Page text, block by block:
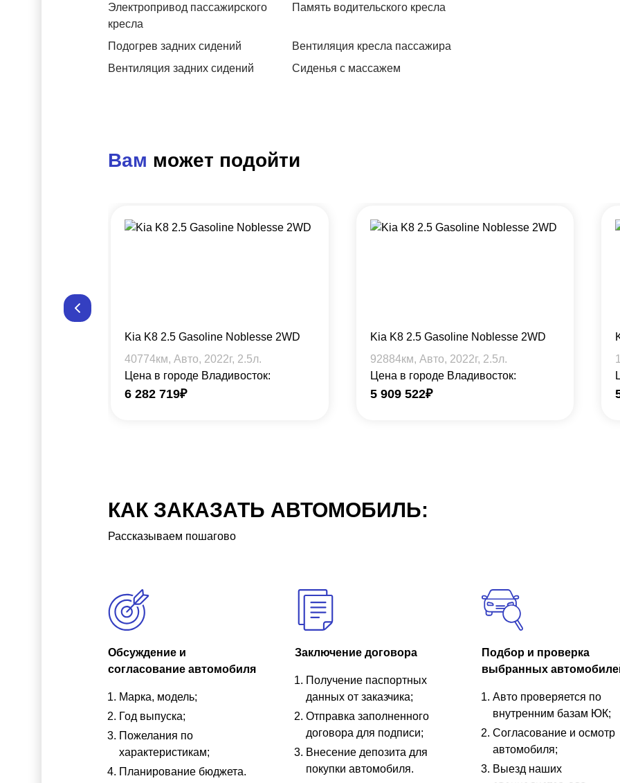
Электропривод пассажирского
кресла
Память водительского кресла
Подогрев задних сидений
Вентиляция кресла пассажира
Вентиляция задних сидений
Сиденья с массажем
Вам может подойти
Kia K8 2.5 Gasoline Noblesse 2WD
40774км, Авто, 2022г, 2.5л.
Цена в городе Владивосток:
6 282 719₽
Kia K8 2.5 Gasoline Noblesse 2WD
92884км, Авто, 2022г, 2.5л.
Цена в городе Владивосток:
5 909 522₽
КАК ЗАКАЗАТЬ АВТОМОБИЛЬ:
Рассказываем пошагово
Обсуждение и
согласование автомобиля
Марка, модель;
Год выпуска;
Пожелания по
характеристикам;
Планирование бюджета.
Заключение договора
Получение паспортных
данных от заказчика;
Отправка заполненного
договора для подписи;
Внесение депозита для
покупки автомобиля.
Подбор и проверка
выбранных
Авто проверяется по
внутренним базам ЮК;
Согласование и осмотр
автомобиля;
Выезд наших